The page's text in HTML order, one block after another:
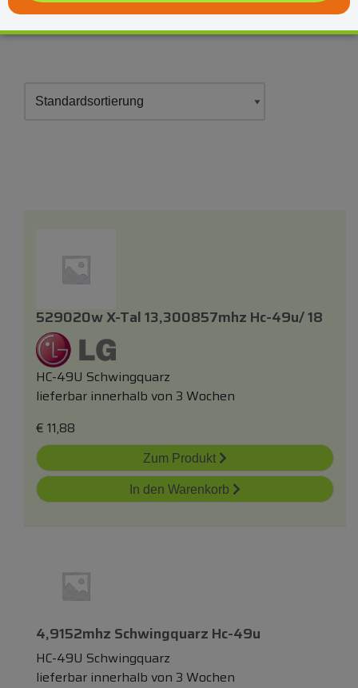
529020w X-Tal 13,300857mhz Hc-49u/ 18
HC-49U Schwingquarz
lieferbar innerhalb von 3 Wochen
€ 11,88
Zum Produkt
In den Warenkorb
4,9152mhz Schwingquarz Hc-49u
HC-49U Schwingquarz
lieferbar innerhalb von 3 Wochen